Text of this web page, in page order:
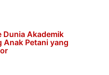
Dunia Akademik
Anak Petani yang